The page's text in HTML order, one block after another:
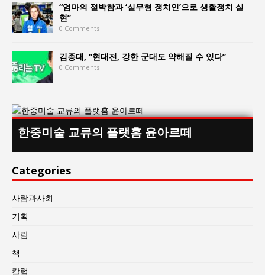
“엄마의 절박함과 ‘실무형 정치인’으로 생활정치 실
현”
0 Comments
김종대, “현대전, 강한 군대도 약해질 수 있다”
0 Comments
한중미술 교류의 플랫홈 윤아르떼
Categories
사람과사회
기획
사람
책
칼럼